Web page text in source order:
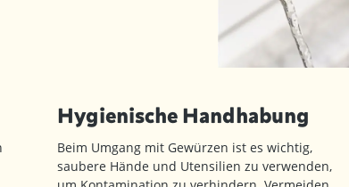
Hygienische Handhabung
Beim Umgang mit Gewürzen ist es wichtig,
saubere Hände und Utensilien zu verwenden,